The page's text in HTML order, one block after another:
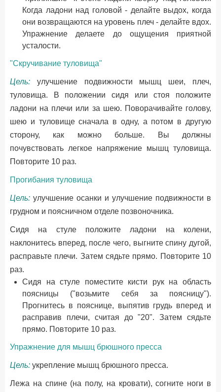
Когда ладони над головой - делайте выдох, когда
они возвращаются на уровень плеч - делайте вдох.
Упражнение делаете до ощущения приятной
усталости.
"Скручивание туловища"
Цель: улучшение подвижности мышц шеи, плеч,
туловища. В положении сидя или стоя положите
ладони на плечи или за шею. Поворачивайте голову,
шею и туловище сначала в одну, а потом в другую
сторону, как можно больше. Вы должны
почувствовать легкое напряжение мышц туловища.
Повторите 10 раз.
Прогибания туловища
Цель: улучшение осанки и улучшение подвижности в
грудном и поясничном отделе позвоночника.
Сидя на стуле положите ладони на колени,
наклонитесь вперед, после чего, выгните спину дугой,
расправьте плечи. Затем сядьте прямо. Повторите 10
раз.
Сидя на стуле поместите кисти рук на область
поясницы ("возьмите себя за поясницу").
Прогнитесь в пояснице, выпятив грудь вперед и
расправив плечи, считая до "20". Затем сядьте
прямо. Повторите 10 раз.
Упражнение для мышц брюшного пресса
Цель: укрепление мышц брюшного пресса.
Лежа на спине (на полу, на кровати), согните ноги в